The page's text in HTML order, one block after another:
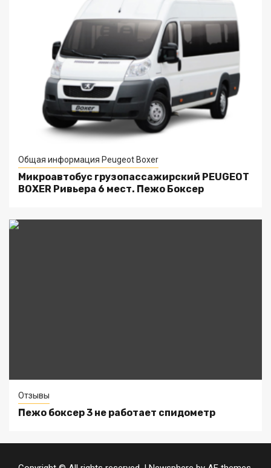
Общая информация Peugeot Boxer
Микроавтобус грузопассажирский PEUGEOT
BOXER Ривьера 6 мест. Пежо Боксер
Отзывы
Пежо боксер 3 не работает спидометр